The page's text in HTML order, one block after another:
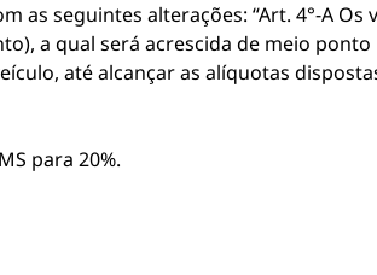
as seguintes alterações: “Art. 4°-A Os
a qual será acrescida de meio ponto
até alcançar as alíquotas
para 20%.